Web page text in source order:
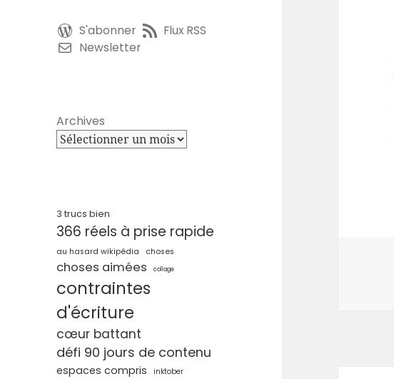
S'abonner
Flux RSS
Newsletter
Archives
3 trucs bien
366 réels à prise rapide
au hasard wikipédia choses
choses aimées collage
contraintes
d'écriture
cœur battant
défi 90 jours de contenu
espaces compris
inktober